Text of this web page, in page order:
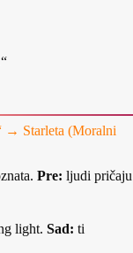
→ Starleta (Moralni
Pre: ljudi pričaju
light. Sad: ti